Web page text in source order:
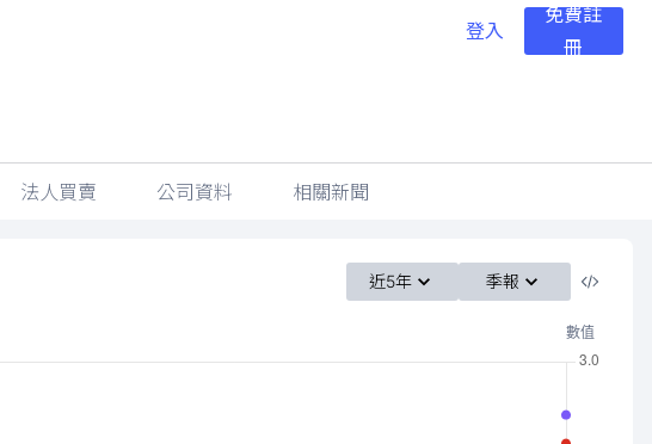
登入
免費註
冊
法人買賣 公司資料 相關新聞
近5年 季報